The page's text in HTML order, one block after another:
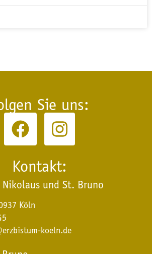
Sie uns:
Kontakt:
und St. Bruno
Köln
koeln.de